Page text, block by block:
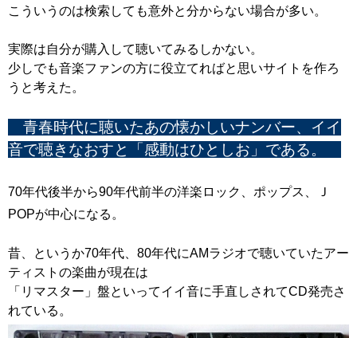
こういうのは検索しても意外と分からない場合が多い。
実際は自分が購入して聴いてみるしかない。
少しでも音楽ファンの方に役立てればと思いサイトを作ろ
うと考えた。
青春時代に聴いたあの懐かしいナンバー、イイ
音で聴きなおすと「感動はひとしお」である。
70年代後半から90年代前半の洋楽ロック、ポップス、Ｊ
POPが中心になる。
昔、というか70年代、80年代にAMラジオで聴いていたアー
ティストの楽曲が現在は
「リマスター」盤といってイイ音に手直しされてCD発売さ
れている。